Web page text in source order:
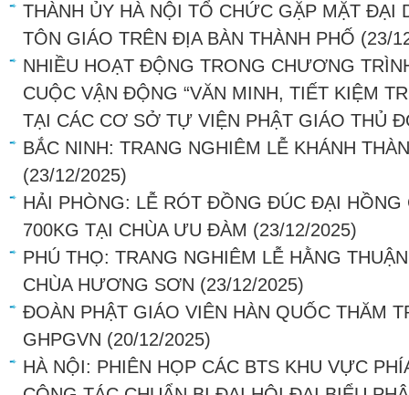
THÀNH ỦY HÀ NỘI TỔ CHỨC GẶP MẶT ĐẠI
TÔN GIÁO TRÊN ĐỊA BÀN THÀNH PHỐ (23/
NHIỀU HOẠT ĐỘNG TRONG CHƯƠNG
CUỘC VẬN ĐỘNG “VĂN MINH, TIẾT KIỆM
TẠI CÁC CƠ SỞ TỰ VIỆN PHẬT GIÁO THỦ
BẮC NINH: TRANG NGHIÊM LỄ KHÁNH
(23/12/2025)
HẢI PHÒNG: LỄ RÓT ĐỒNG ĐÚC ĐẠI HỒNG
700KG TẠI CHÙA ƯU ĐÀM (23/12/2025)
PHÚ THỌ: TRANG NGHIÊM LỄ HẰNG
CHÙA HƯƠNG SƠN (23/12/2025)
ĐOÀN PHẬT GIÁO VIÊN HÀN QUỐC THĂM
GHPGVN (20/12/2025)
HÀ NỘI: PHIÊN HỌP CÁC BTS KHU VỰC